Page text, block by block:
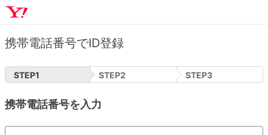
携帯電話番号でID登録
STEP1 STEP2 STEP3
携帯電話番号を入力